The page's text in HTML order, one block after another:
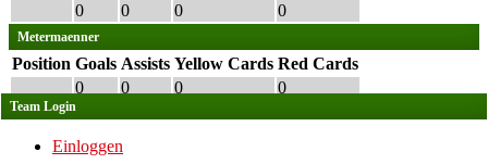
0
0 0 0
Metermaenner
Position Goals Assists Yellow Cards Red Cards
0
0 0 0
Team Login
Einloggen